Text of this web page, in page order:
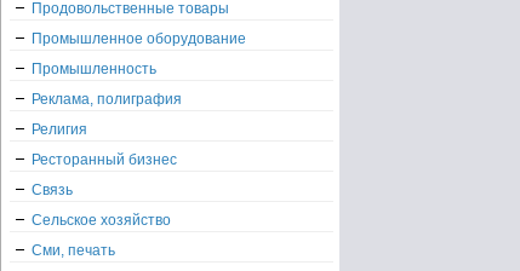
Продовольственные товары
Промышленное оборудование
Промышленность
Реклама, полиграфия
Религия
Ресторанный бизнес
Связь
Сельское хозяйство
Сми, печать